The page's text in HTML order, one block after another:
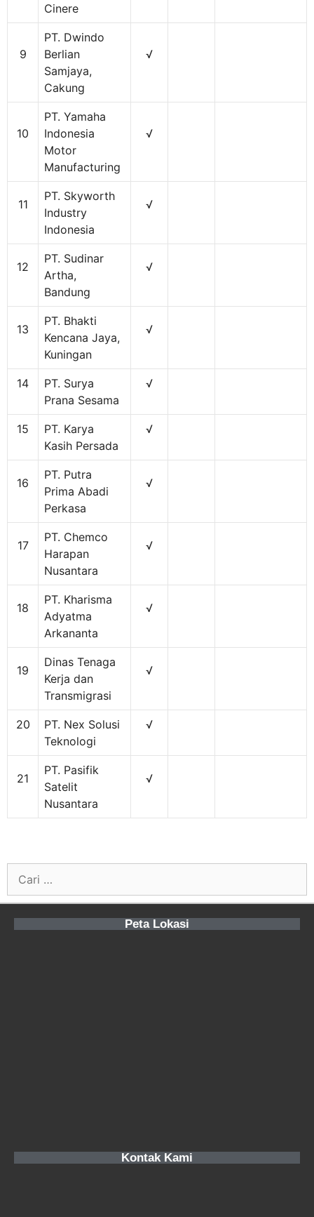
Cinere
9
PT. Dwindo
Berlian
Samjaya,
Cakung
√
10
PT. Yamaha
Indonesia
Motor
Manufacturing
√
11
PT. Skyworth
Industry
Indonesia
√
12
PT. Sudinar
Artha,
Bandung
√
13
PT. Bhakti
Kencana Jaya,
Kuningan
√
14
PT. Surya
Prana Sesama
√
15
PT. Karya
Kasih Persada
√
16
PT. Putra
Prima Abadi
Perkasa
√
17
PT. Chemco
Harapan
Nusantara
√
18
PT. Kharisma
Adyatma
Arkananta
√
19
Dinas Tenaga
Kerja dan
Transmigrasi
√
20
PT. Nex Solusi
Teknologi
√
21
PT. Pasifik
Satelit
Nusantara
√
Peta Lokasi
Kontak Kami